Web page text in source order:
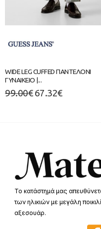
WIDE LEG CUFFED ΠΑΝΤΕΛΟΝΙ
ΓΥΝΑΙΚΕΙΟ |...
99.00€ 67.32€
Το κατάστημά μας
των ηλικιών με μεγάλη
αξεσουάρ.